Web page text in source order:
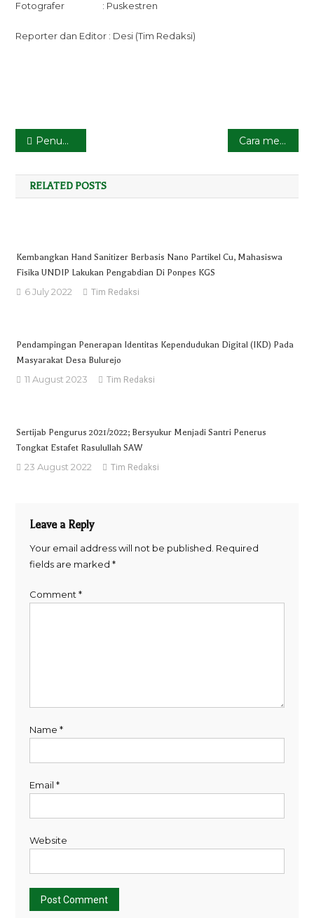
Fotografer : Puskestren
Reporter dan Editor : Desi (Tim Redaksi)
Post
navigation
Penuntun Jiwa Cara menghadirkan Rasulullah SAW
RELATED POSTS
Kembangkan Hand Sanitizer Berbasis Nano Partikel Cu, Mahasiswa
Fisika UNDIP Lakukan Pengabdian Di Ponpes KGS
6 July 2022 Tim Redaksi
Pendampingan Penerapan Identitas Kependudukan Digital (IKD) Pada
Masyarakat Desa Bulurejo
11 August 2023 Tim Redaksi
Sertijab Pengurus 2021/2022; Bersyukur Menjadi Santri Penerus
Tongkat Estafet Rasulullah SAW
23 August 2022 Tim Redaksi
Leave a Reply
Your email address will not be published. Required
fields are marked*
Comment*
Name*
Email*
Website